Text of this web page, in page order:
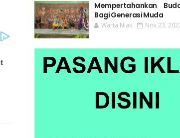
Mempertahankan
Bagi Generasi Muda
Warta Nias Nov 23,